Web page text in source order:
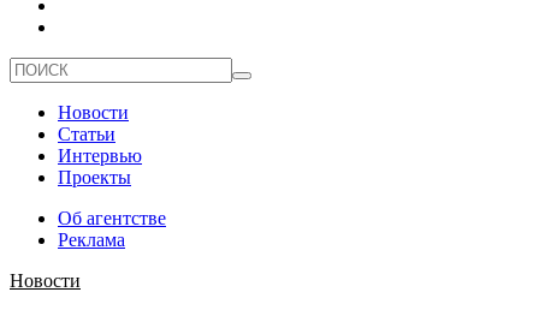
Новости
Статьи
Интервью
Проекты
Об агентстве
Реклама
Новости